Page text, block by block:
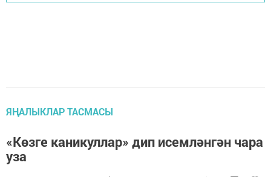
ЯҢАЛЫКЛАР ТАСМАСЫ
«Көзге каникуллар» дип исемләнгән чара
уза